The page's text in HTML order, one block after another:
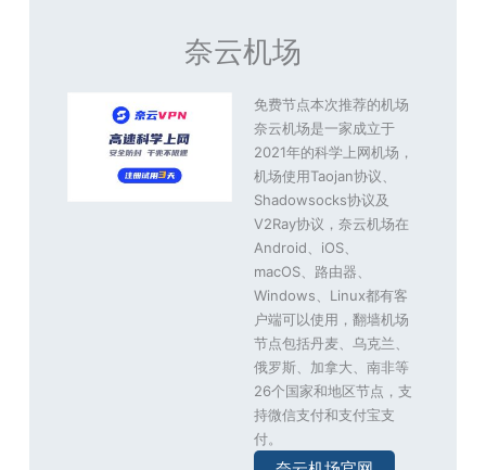
奈云机场
免费节点本次推荐的机场
奈云机场是一家成立于
2021年的科学上网机场，
机场使用Taojan协议、
Shadowsocks协议及
V2Ray协议，奈云机场在
Android、iOS、
macOS、路由器、
Windows、Linux都有客
户端可以使用，翻墙机场
节点包括丹麦、乌克兰、
俄罗斯、加拿大、南非等
26个国家和地区节点，支
持微信支付和支付宝支
付。